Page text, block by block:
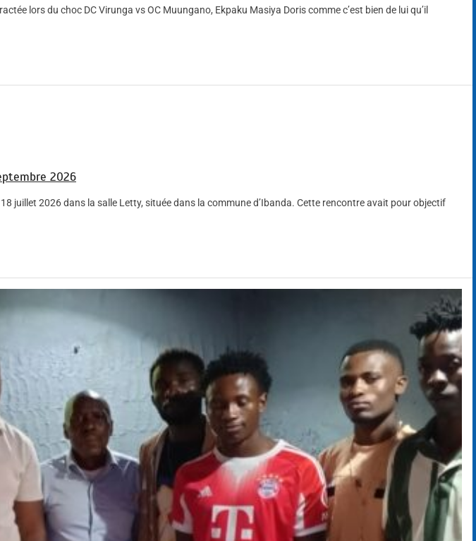
lors du choc DC Virunga vs OC Muungano, Ekpaku Masiya Doris comme c’est bien de lui qu’il
2026
juillet 2026 dans la salle Letty, située dans la commune d’Ibanda. Cette rencontre avait pour objectif